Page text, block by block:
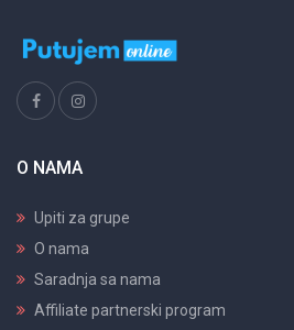
O NAMA
Upiti za grupe
O nama
Saradnja sa nama
Affiliate partnerski program